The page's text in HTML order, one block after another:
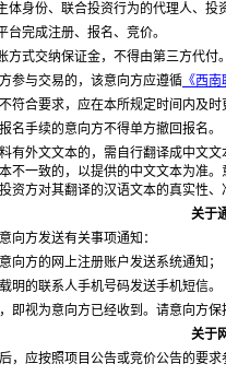
体身份、联合投资行为的代理人、
完成注册、报名、竞价。
方式交纳保证金，不得由第三方代付
参与交易的，该意向方应遵循 《西
符合要求，应在本所规定时间内及
名手续的意向方不得单方撤回报名。
有外文文本的，需自行翻译成中文
不一致的，以提供的中文文本为准
资方对其翻译的汉语文本的真实性
关于
向方发送有关事项通知：
向方的网上注册账户发送系统通知；
明的联系人手机号码发送手机短信。
即视为意向方已经收到。请意向方
关于
，应按照项目公告或竞价公告的要